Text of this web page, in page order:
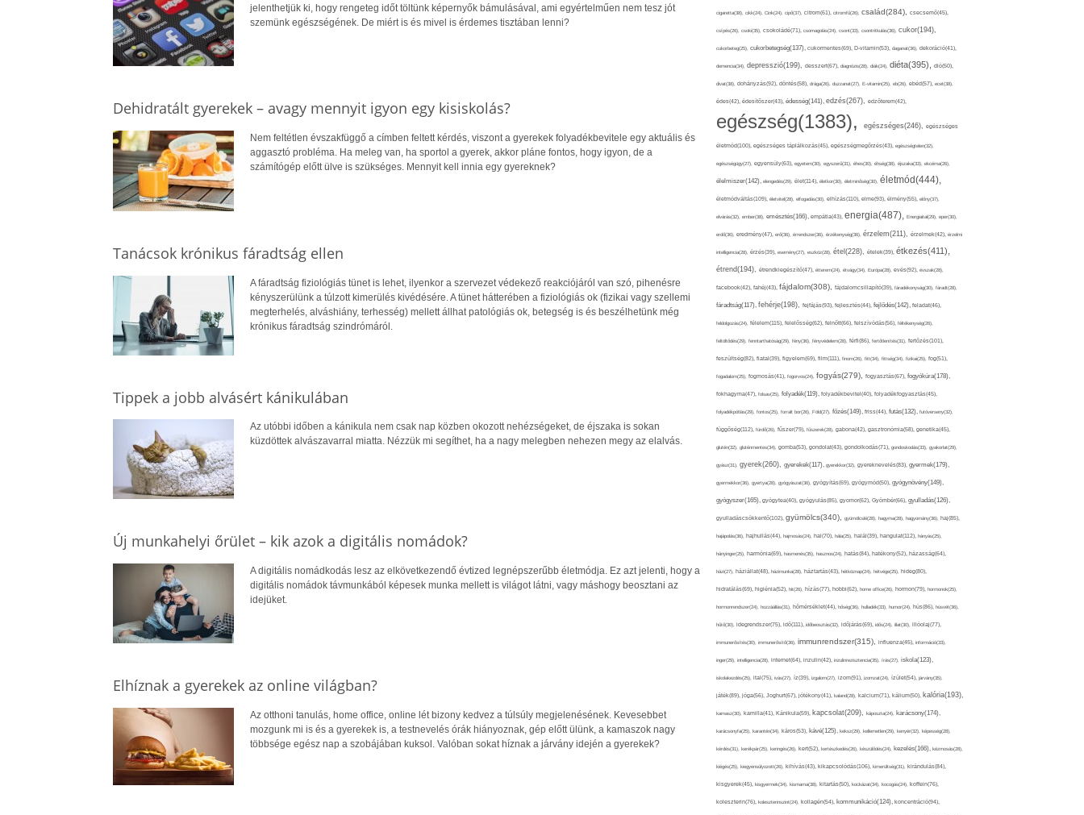
jelenthetjük ki, hogy rengeteg időt töltünk képernyők bámulásával, ami egyértelműen nem tesz jót
szemünk egészségének. De miért is és mivel is érdemes tisztában lenni?
Dehidratált gyerekek – avagy mennyit igyon egy kisiskolás?
Nem feltétlen évszakfüggő a címben feltett kérdés, viszont a gyerekek folyadékbevitele egy aktuális és
aggasztó probléma. Ha meleg van, ha sportol a gyerek, akkor pláne fontos, hogy igyon, de a
számítógép előtt ülve is szükséges. Mennyit kell innia egy gyereknek?
Tanácsok krónikus fáradtság ellen
A fáradtság fiziológiás tünet is lehet, ilyenkor a szervezet védekező reakciójáról van szó, pihenésre
kényszerülünk a túlzott kimerülés kivédésére. A tünet hátterében a fiziológiás ok (fizikai vagy szellemi
megterhelés, alváshiány, terhesség) mellett állhat patológiás ok, betegség is és beszélhetünk még
krónikus fáradtság szindrómáról.
Tippek a jobb alvásért kánikulában
Az utóbbi időben a kánikula nem csak nap közben okozott nehézségeket, de éjszaka is sokan
küzdöttek alvászavarral miatta. Nézzük mi segíthet, ha a nagy melegben nehezen megy az elalvás.
Új munkahelyi őrület – kik azok a digitális nomádok?
A digitális nomádkodás lesz az elkövetkezendő évtized legnépszerűbb életmódja. Ez azt jelenti, hogy a
digitális nomádok távmunkából képesek munka mellett is világot látni, vagy máshogy beosztani az
idejüket.
Elhíznak a gyerekek az online világban?
Az otthoni tanulás, home office, online lét bizony kedvez a túlsúly megjelenésének. Kevesebbet
mozgunk mi is és a gyerekek is, a testnevelés órák hiányoznak, gép előtt ülünk, a kamaszok nagy
többsége egész nap a szobájában kuksol. Valóban sokat híznak a járvány idején a gyerekek?
cigaretta(38), cikk(24), Cink(24), cipő(37), citrom(61), citromfű(26), család(284), csecsemő(45),
csípés(26), csoki(35), csokoládé(71), csomagolás(24), csont(33), csontritkulás(36), cukor(194),
cukorbeteg(25), cukorbetegség(137), cukormentes(69), D-vitamin(53), daganat(36), dekoráció(41),
demencia(34), depresszió(199), desszert(67), diagnózis(28), diák(24), diéta(395), dió(50),
divat(38), dohányzás(92), döntés(58), drága(26), duzzanat(27), E-vitamin(25), eb(26), ebéd(57), ecet(38),
édes(42), édesítőszer(43), édesség(141), edzés(267), edzőterem(42),
egészség(1383), egészséges(246), egészséges
életmód(100), egészséges táplálkozás(45), egészségmegőrzés(43), egészségtelen(32),
egészségügy(27), egyensúly(63), egyetem(30), egyszerű(31), éhes(30), éhség(38), éjszaka(33), ekcéma(26),
élelmiszer(142), elengedés(29), élet(114), életkor(30), életminőség(30), életmód(444),
életmódváltás(109), életvitel(28), elfogadás(30), elhízás(110), elme(93), élmény(55), előny(37),
elvárás(32), ember(38), emésztés(166), empátia(43), energia(487), Energiaital(29), eper(30),
erdő(36), eredmény(47), erő(36), érrendszer(36), érzékenység(36), érzelem(211), érzelmek(42), érzelmi
intelligencia(28), érzés(39), esemény(27), eszköz(28), étel(228), ételek(39), étkezés(411),
étrend(194), étrendkiegészítő(47), étterem(24), étvágy(34), Európa(28), evés(92), évszak(28),
facebook(42), fahéj(43), fájdalom(308), fájdalomcsillapító(39), fáradékonyság(30), fáradt(28),
fáradtság(117), fehérje(198), fejfájás(93), fejlesztés(44), fejlődés(142), feladat(46),
feldolgozás(24), félelem(115), felelősség(62), felnőtt(66), felszívódás(56), féltékenység(26),
feltöltődés(29), fenntarthatóság(29), fény(36), fényvédelem(28), férfi(86), fertőtlenítés(31), fertőzés(101),
feszültség(82), fiatal(39), figyelem(69), film(111), finom(26), fitt(34), fittség(34), fizikai(25), fog(51),
fogadalom(25), fogmosás(41), fogorvos(24), fogyás(279), fogyasztás(67), fogyókúra(178),
fokhagyma(47), folsav(25), folyadék(119), folyadékbevitel(40), folyadékfogyasztás(45),
folyadékpótlás(29), fontos(25), forralt bor(26), Föld(27), főzés(149), friss(44), futás(132), futóverseny(32),
függőség(112), fürdő(26), fűszer(79), fűszerek(28), gabona(42), gasztronómia(58), genetika(45),
glutén(32), gluténmentes(34), gomba(53), gondolat(43), gondolkodás(71), gondoskodás(33), gyakorlat(29),
gyász(31), gyerek(260), gyerekek(117), gyerekkor(32), gyereknevelés(83), gyermek(179),
gyermekkor(36), gyertya(28), gyógyászat(36), gyógyítás(69), gyógymód(50), gyógynövény(149),
gyógyszer(165), gyógytea(40), gyógyulás(85), gyomor(62), Gyömbér(66), gyulladás(126),
gyulladáscsökkentő(102), gyümölcs(340), gyümölcslé(28), hagyma(28), hagyomány(36), haj(85),
hajápolás(36), hajhullás(44), hajmosás(24), hal(70), hála(25), halál(39), hangulat(112), hányás(25),
hányinger(25), harmónia(69), hasmenés(35), hasznos(24), hatás(84), hatékony(52), házasság(64),
házi(27), háziállat(48), házimunka(28), háztartás(43), hétköznap(24), hétvége(25), hideg(80),
hidratálás(69), higiénia(52), hit(26), hízás(77), hobbi(62), home office(26), hormon(79), hormonok(25),
hormonrendszer(24), hozzáállás(31), hőmérséklet(44), hőség(36), hulladék(33), humor(24), hús(86), húsvét(36),
hűtő(30), idegrendszer(75), idő(111), időbeosztás(32), időjárás(69), idős(24), illat(30), illóolaj(77),
immunerősítés(30), immunerősítő(36), immunrendszer(315), influenza(45), információ(33),
inger(29), intelligencia(28), internet(64), inzulin(42), inzulinrezisztencia(35), írás(27), iskola(123),
iskolakezdés(25), ital(75), ivás(27), íz(39), izgalom(27), izom(91), izomzat(24), ízület(54), járvány(35),
játék(89), jóga(56), Joghurt(67), jótékony(41), kaland(28), kalcium(71), kálium(50), kalória(193),
kamasz(30), kamilla(41), Kánikula(59), kapcsolat(209), káposzta(24), karácsony(174),
karácsonyfa(25), karantén(34), káros(53), kávé(125), keksz(29), kellemetlen(29), kenyér(32), képesség(28),
kérdés(31), kerékpár(25), keringés(26), kert(52), kertészkedés(26), készülődés(24), kezelés(166), kézmosás(28),
kiégés(25), kiegyensúlyozott(26), kihívás(43), kikapcsolódás(106), kimerültség(31), kirándulás(84),
kisgyerek(45), kisgyermek(34), kismama(38), kitartás(50), kockázat(34), kocogás(24), koffein(76),
koleszterin(76), koleszterinszint(24), kollagén(54), kommunikáció(124), koncentráció(94),